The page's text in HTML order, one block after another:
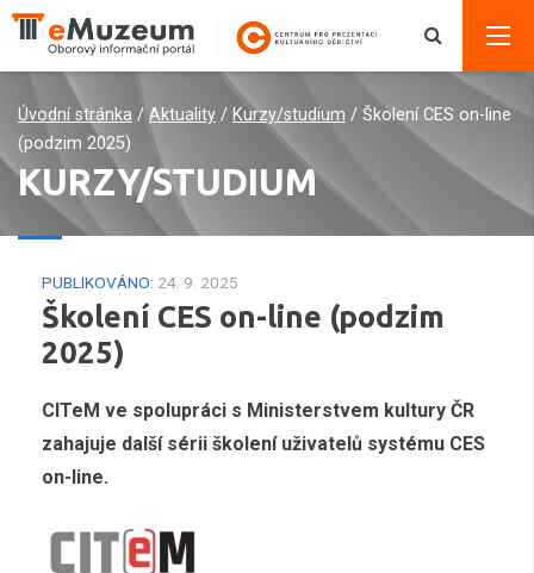
Úvodní stránka / Aktuality / Kurzy/studium / Školení CES on-line
(podzim 2025)
KURZY/STUDIUM
PUBLIKOVÁNO: 24. 9. 2025
Školení CES on-line (podzim
2025)
CITeM ve spolupráci s Ministerstvem kultury ČR
zahajuje další sérii školení uživatelů systému CES
on-line.